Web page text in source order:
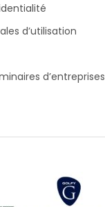
d’utilisation
d’entreprises